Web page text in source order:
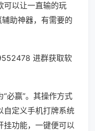
可以让一直输的玩
助神器，有需要的
进群获取软
必赢”。其操作方式
自定义手机打牌系统
挂功能，一键便可以